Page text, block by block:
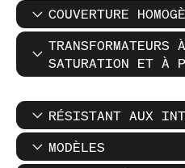
COUVERTURE
SATURATION ET À
RÉSISTANT AUX
MODÈLES